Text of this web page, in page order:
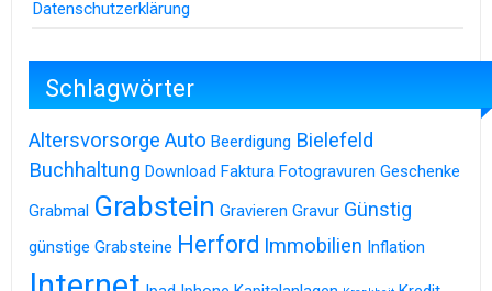
Datenschutzerklärung
Schlagwörter
Altersvorsorge Auto Beerdigung Bielefeld
Buchhaltung Download Faktura Fotogravuren Geschenke
Grabmal Grabstein Gravieren Gravur Günstig
günstige Grabsteine Herford Immobilien Inflation